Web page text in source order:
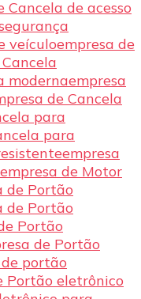
Cancela de acesso
veículoempresa de
modernaempresa
de Cancela
para
para
empresa
empresa de Motor
de Portão
de Portão
Portão
de Portão
portão
Portão eletrônico